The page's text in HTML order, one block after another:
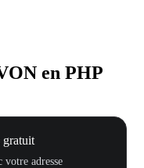
en PHP
gratuit
adresse